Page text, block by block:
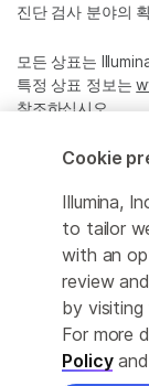
정확한 번역을 제
완벽하지 않으며,
진단 검사 분야의
모든 상표는
특정 상표 정보는
참조하십시오.
Privacy Policy
© 2026 Illumina,
Cookie
Illumina,
to tailor
with an
review
by visiting
For more
Policyand